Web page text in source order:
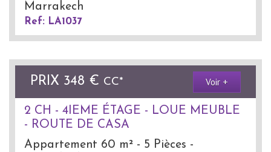
Marrakech
Ref: LA1037
PRIX 348 € CC* Voir +
2 CH - 4IEME ÉTAGE - LOUE MEUBLE
- ROUTE DE CASA
Appartement 60 m² - 5 Pièces -